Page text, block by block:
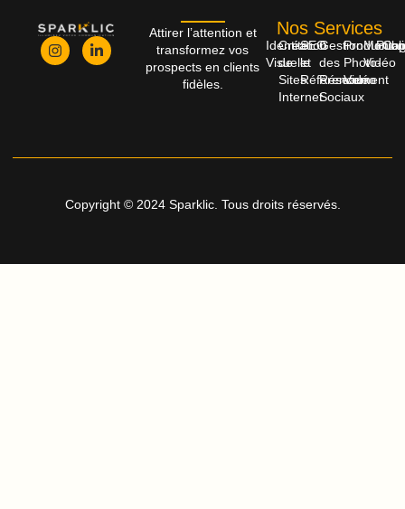
Nos Services
Identité
Visuelle
Création
de
Sites
Internet
SEO
et
Référencement
Gestion
des
Réseaux
Sociaux
Production
Photo-
Vidéo
Vidéo
Attirer l’attention et
transformez vos
prospects en clients
fidèles.
Copyright © 2024 Sparklic. Tous droits réservés.